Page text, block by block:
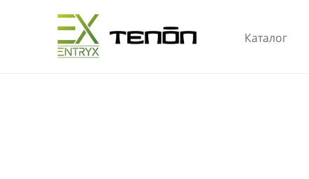
Каталог